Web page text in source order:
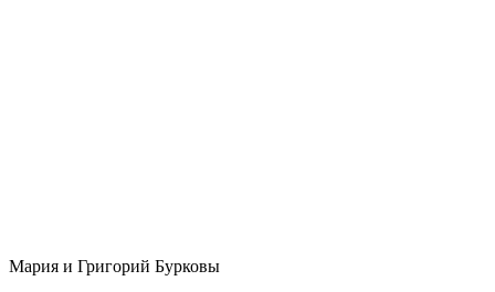
Мария и Григорий Бурковы